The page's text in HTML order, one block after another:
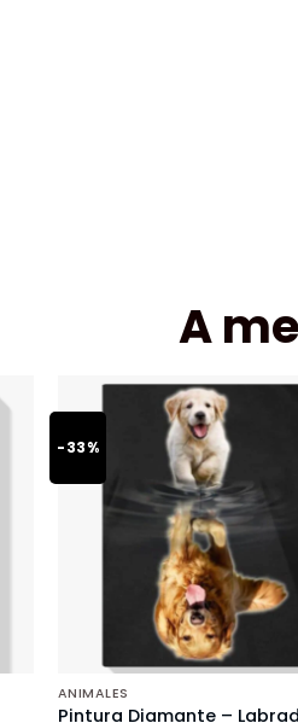
A
-33%
ANIMALES
Pintura Diamante –